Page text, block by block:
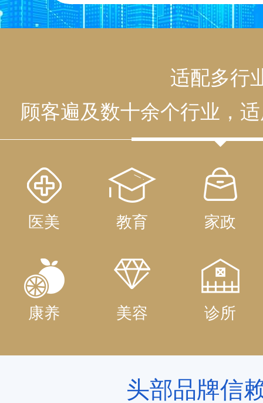
适配多行
顾客遍及数十余个行业，
医美 教育 家政
康养 美容 诊所
头部品牌信